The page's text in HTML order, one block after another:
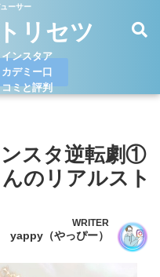
ーサー
リセツ
インスタア
カデミー口
コミと評判
スタ逆転劇①
のリアルスト
WRITER
yappy（やっぴー）